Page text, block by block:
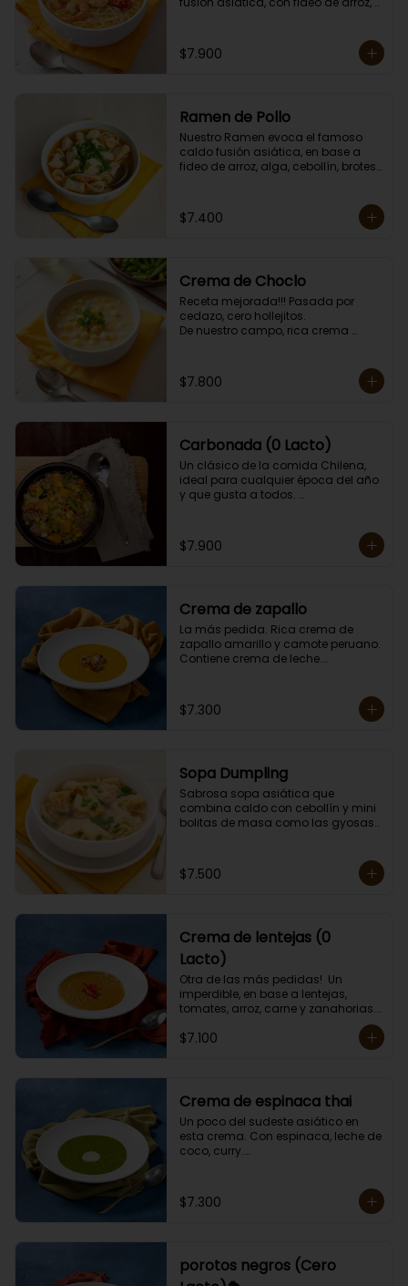
Porción individual lista para servir
de 750 grs. Cero lacto.
$7.900
Ramen de Pollo
Nuestro Ramen evoca el famoso
caldo fusión asiática, en base a
fideo de arroz, alga, cebollín, brotes
Porción individual lista para servir
de 750 grs. Cero lacto.
$7.400
Crema de Choclo
Receta mejorada!!! Pasada por
cedazo, cero hollejitos.
De nuestro campo, rica crema
Contiene crema de leche.
Porción individual lista para servir
$7.800
Carbonada (0 Lacto)
Un clásico de la comida Chilena,
ideal para cualquier época del año
y que gusta a todos.
arroz y carne.
Porción individual lista para servir
$7.900
Crema de zapallo
La más pedida. Rica crema de
zapallo amarillo y camote peruano.
Contiene crema de leche.
$7.300
Sopa Dumpling
Sabrosa sopa asiática que
combina caldo con cebollín y mini
bolitas de masa como las gyosas
de 400 grs. Cero Lactosa.
$7.500
Crema de lentejas (0
Lacto)
Otra de las más pedidas!  Un
imperdible, en base a lentejas,
tomates, arroz, carne y zanahorias.
Porción individual lista para servir
de 400 grs. Cero lactosa.
$7.100
Crema de espinaca thai
Un poco del sudeste asiático en
esta crema. Con espinaca, leche de
coco, curry.
de 400 grs.
$7.300
porotos negros (Cero